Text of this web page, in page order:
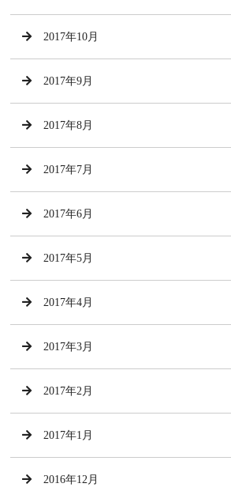
2017年10月
2017年9月
2017年8月
2017年7月
2017年6月
2017年5月
2017年4月
2017年3月
2017年2月
2017年1月
2016年12月